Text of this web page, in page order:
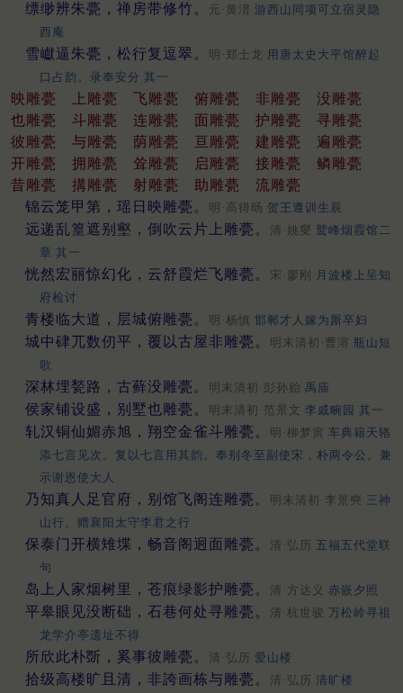
缥缈辨朱甍，禅房带修竹。 元·黄溍 游西山同项可立宿灵隐
西庵
雪巘逼朱甍，松行复逗翠。 明·郑士龙 用唐太史大平馆醉起
口占韵。录奉安分 其一
映雕甍 上雕甍 飞雕甍 俯雕甍 非雕甍
没雕甍
也雕甍
斗雕甍 连雕甍 面雕甍 护雕甍
寻雕甍
彼雕甍
与雕甍 荫雕甍 亘雕甍 建雕甍
遍雕甍
开雕甍
拥雕甍 耸雕甍 启雕甍 接雕甍
鳞雕甍
昔雕甍
搆雕甍 射雕甍 助雕甍
流雕甍
锦云笼甲第，瑶日映雕甍。
明·高得旸 贺王遵训生辰
远递乱篁遮别壑，倒吹云片上雕甍。 清·姚燮 鹫峰烟霞馆二
章 其一
恍然宏丽惊幻化，云舒霞烂飞雕甍。 宋·廖刚
月波楼上呈知
府检讨
青楼临大道，层城俯雕甍。 明·杨慎 邯郸才人嫁为厮卒妇
城中硉兀数仞平，覆以古屋非雕甍。 明末清初·曹溶 瓶山短
歌
深林埋甃路，古藓没雕甍。 明末清初·彭孙贻 禹庙
侯家铺设盛，别墅也雕甍。 明末清初·范景文 李戚畹园 其一
轧汉铜仙媚赤旭，翔空金雀斗雕甍。 明·柳梦寅 车典籍天辂
添七言见次。复以七言用其韵。奉别冬至副使宋，朴两令公。兼
示谢恩使大人
乃知真人足官府，别馆飞阁连雕甍。 明末清初·李景奭 三神
山行。赠襄阳太守李君之行
保泰门开横雉堞，畅音阁迥面雕甍。 清·弘历 五福五代堂联
句
岛上人家烟树里，苍痕绿影护雕甍。 清·方达义 赤嵌夕照
平皋眼见没断础，石巷何处寻雕甍。 清·杭世骏 万松岭寻祖
龙学介亭遗址不得
所欣此朴斲，奚事彼雕甍。 清·弘历 爱山楼
拾级高楼旷且清，非誇画栋与雕甍。 清·弘历 清旷楼